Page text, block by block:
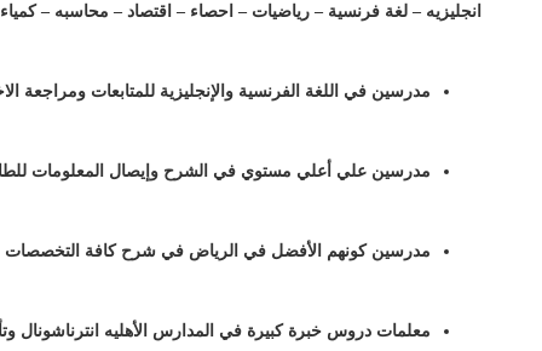
انجليزيه – لغة فرنسية – رياضيات – احصاء – اقتصاد – محاسبه –
مدرسين في اللغة الفرنسية والإنجليزية للمتابعات ومراجعة
مدرسين علي أعلي مستوي في الشرح وإيصال المعلومات
مدرسين كونهم الأفضل في الرياض في شرح كافة التخصصات من
معلمات دروس خبرة كبيرة في المدارس الأهليه انترناشونال